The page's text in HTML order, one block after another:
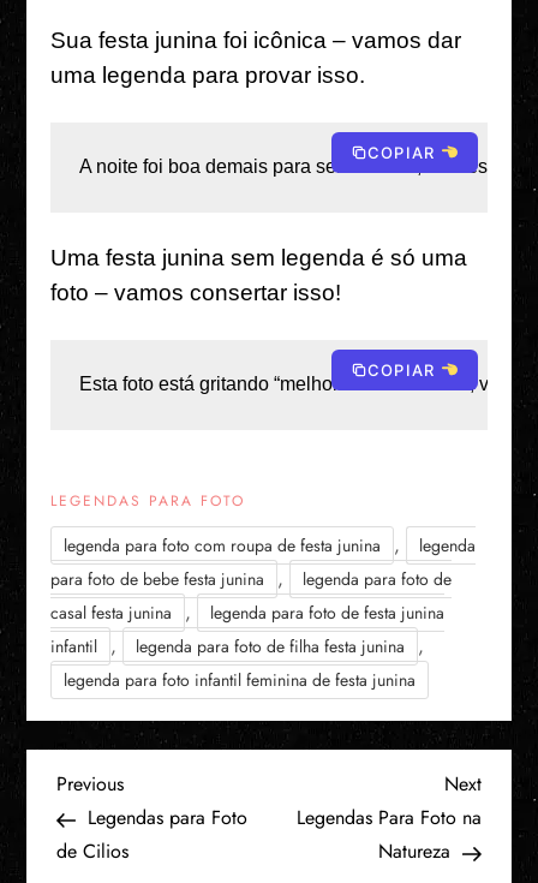
Sua festa junina foi icônica – vamos dar
uma legenda para provar isso.
A noite foi boa demais para ser verdade, mas essas
COPIAR
Uma festa junina sem legenda é só uma
foto – vamos consertar isso!
Esta foto está gritando “melhor noite de todas”,
COPIAR
LEGENDAS PARA FOTO
legenda para foto com roupa de festa junina ,
legenda
para foto de bebe festa junina
,
legenda para foto de
casal festa junina
,
legenda para foto de festa junina
infantil , legenda para foto de filha festa junina ,
legenda para foto infantil feminina de festa junina
N
a
Previous
Post
Previous
Legendas para Foto
de Cilios
Next
Post
Next
Legendas Para Foto na
Natureza